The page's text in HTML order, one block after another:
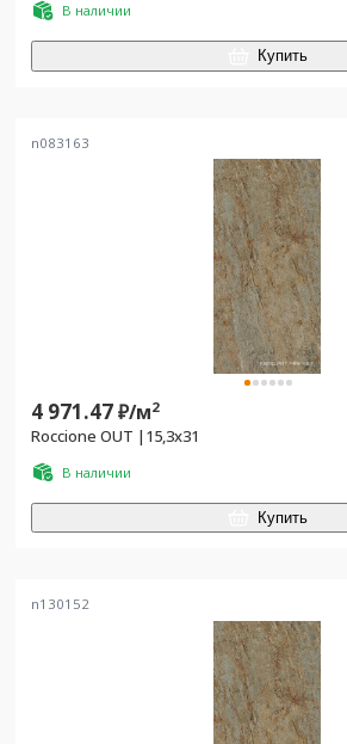
В наличии
Купить
n083163
4 971.47₽/м2
Roccione OUT |15,3x31
В наличии
Купить
n130152